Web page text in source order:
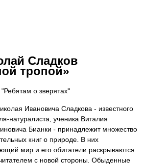
Сладков
тропой»
о зверятах"
Ивановича Сладкова - известного
натуралиста, ученика Виталия
Бианки - принадлежит множество
книг о природе. В них
мир и его обитатели раскрываются
с новой стороны. Обыденные